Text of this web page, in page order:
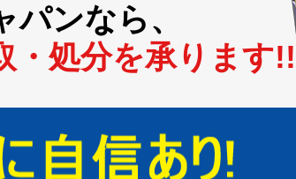
SSD専用物理破砕機を導入しました。
現地査定のご依頼が増えています。遠隔査定も可能
です。
でしょうか
資産物件の売却・不用品等の処分について
ンなら、
・処分を承ります!!